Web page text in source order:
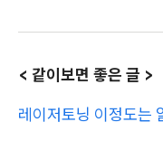
< 같이보면 좋은 글 >
레이저토닝 이정도는